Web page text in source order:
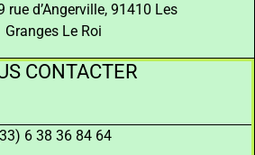
rue d’Angerville, 91410 Les
Granges Le Roi
CONTACTER
6 38 36 84 64